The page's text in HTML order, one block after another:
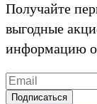
Получайте
выгодные
информацию
Подписаться